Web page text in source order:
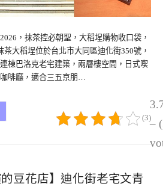
，抹茶控必朝聖，大稻埕購物收口袋，
大稻埕位於台北市大同區迪化街350號，
棟巴洛克老宅建築，兩層樓空間，日式喫
啡廳，適合三五京朋…
–
(3)
豆花店】迪化街老宅文青